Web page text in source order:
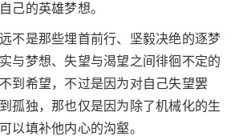
己的英雄梦想。
不是那些埋首前行、坚毅决绝的逐梦
与梦想、失望与渴望之间徘徊不定的
到希望，不过是因为对自己失望罢
孤独，那也仅是因为除了机械化的生
以填补他内心的沟壑。